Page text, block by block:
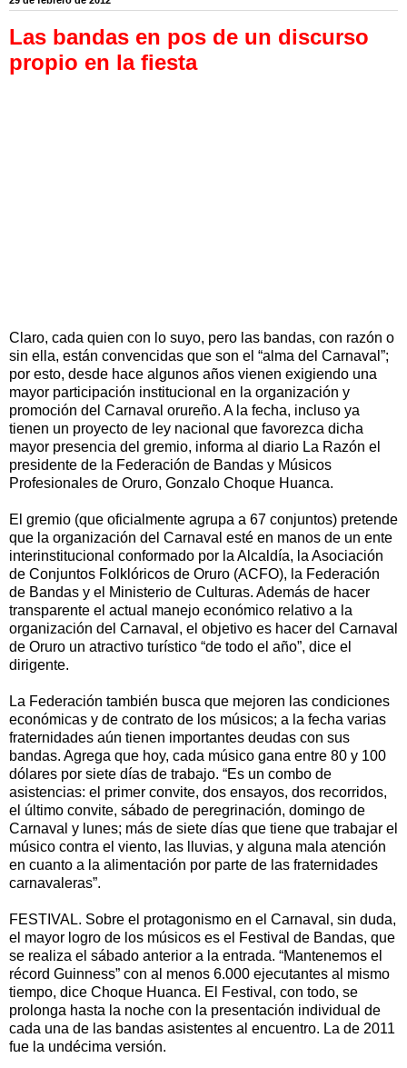
Las bandas en pos de un discurso
propio en la fiesta
Claro, cada quien con lo suyo, pero las bandas, con razón o
sin ella, están convencidas que son el “alma del Carnaval”;
por esto, desde hace algunos años vienen exigiendo una
mayor participación institucional en la organización y
promoción del Carnaval orureño. A la fecha, incluso ya
tienen un proyecto de ley nacional que favorezca dicha
mayor presencia del gremio, informa al diario La Razón el
presidente de la Federación de Bandas y Músicos
Profesionales de Oruro, Gonzalo Choque Huanca.
El gremio (que oficialmente agrupa a 67 conjuntos) pretende
que la organización del Carnaval esté en manos de un ente
interinstitucional conformado por la Alcaldía, la Asociación
de Conjuntos Folklóricos de Oruro (ACFO), la Federación
de Bandas y el Ministerio de Culturas. Además de hacer
transparente el actual manejo económico relativo a la
organización del Carnaval, el objetivo es hacer del Carnaval
de Oruro un atractivo turístico “de todo el año”, dice el
dirigente.
La Federación también busca que mejoren las condiciones
económicas y de contrato de los músicos; a la fecha varias
fraternidades aún tienen importantes deudas con sus
bandas. Agrega que hoy, cada músico gana entre 80 y 100
dólares por siete días de trabajo. “Es un combo de
asistencias: el primer convite, dos ensayos, dos recorridos,
el último convite, sábado de peregrinación, domingo de
Carnaval y lunes; más de siete días que tiene que trabajar el
músico contra el viento, las lluvias, y alguna mala atención
en cuanto a la alimentación por parte de las fraternidades
carnavaleras”.
FESTIVAL. Sobre el protagonismo en el Carnaval, sin duda,
el mayor logro de los músicos es el Festival de Bandas, que
se realiza el sábado anterior a la entrada. “Mantenemos el
récord Guinness” con al menos 6.000 ejecutantes al mismo
tiempo, dice Choque Huanca. El Festival, con todo, se
prolonga hasta la noche con la presentación individual de
cada una de las bandas asistentes al encuentro. La de 2011
fue la undécima versión.